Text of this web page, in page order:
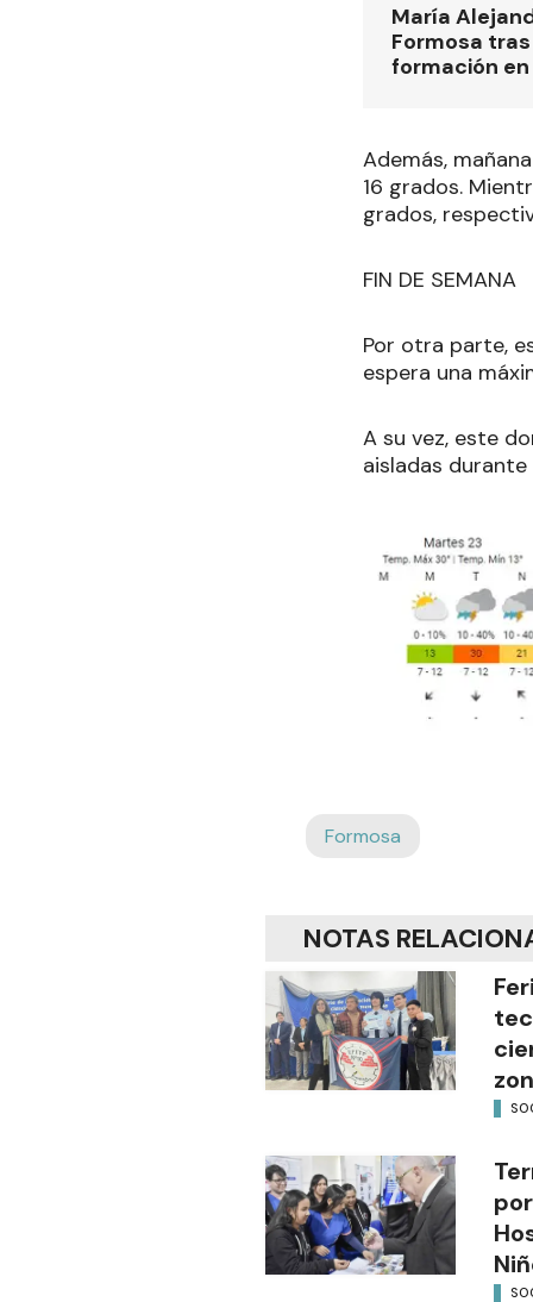
María
Formosa
formación
Además,
16 grados.
grados,
FIN DE SEMANA
Por otra parte,
espera una
A su vez, este
aisladas
Formosa
NOTAS